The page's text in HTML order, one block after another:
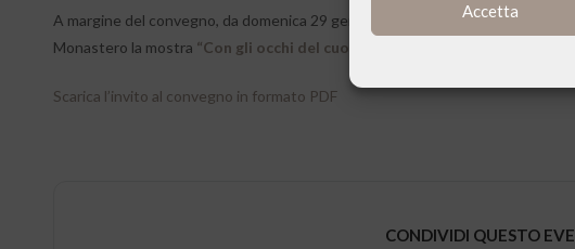
Accetta
A margine del convegno, da domenica 29 gennaio a lunedì 13 febbraio 2017,
Monastero la mostra “Con gli occhi del cuore”
Scarica l’invito al convegno in formato PDF
CONDIVIDI QUESTO